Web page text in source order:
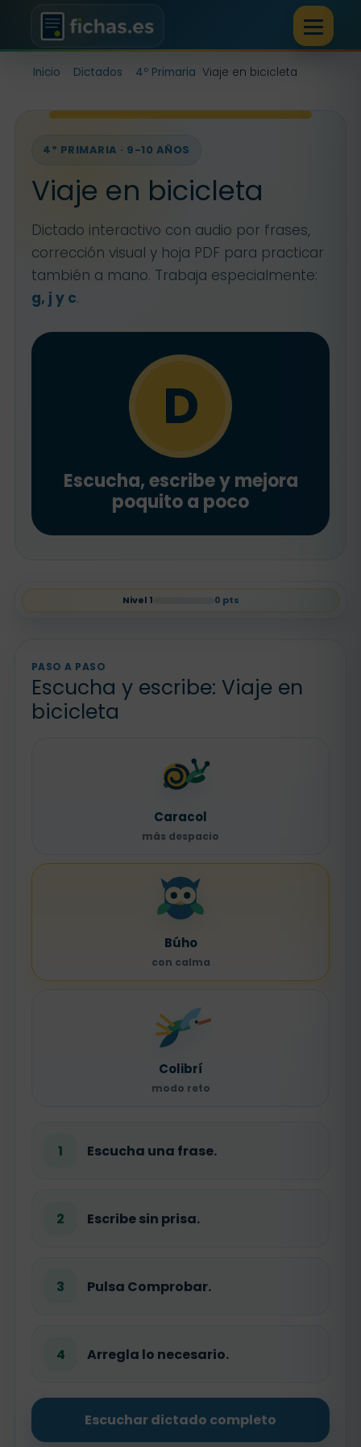
Inicio Dictados 4º Primaria Viaje en bicicleta
4º PRIMARIA · 9-10 AÑOS
Viaje en bicicleta
Dictado interactivo con audio por frases,
corrección visual y hoja PDF para practicar
también a mano. Trabaja especialmente:
g, j y c.
D
Escucha, escribe y mejora
poquito a poco
Nivel 1 0 pts
PASO A PASO
Escucha y escribe: Viaje en
bicicleta
Caracol
más despacio
Búho
con calma
Colibrí
modo reto
1 Escucha una frase.
2 Escribe sin prisa.
3 Pulsa Comprobar.
4 Arregla lo necesario.
Escuchar dictado completo